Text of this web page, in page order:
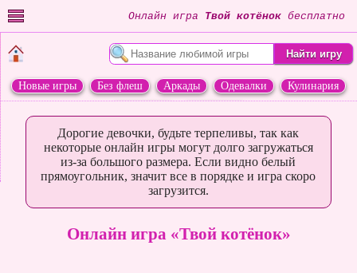
Онлайн игра Твой котёнок бесплатно
Новые игры Без флеш Аркады Одевалки
Кулинария
Дорогие девочки, будьте терпеливы, так как
некоторые онлайн игры могут долго загружаться
из-за большого размера. Если видно белый
прямоугольник, значит все в порядке и игра скоро
загрузится.
Онлайн игра «Твой котёнок»